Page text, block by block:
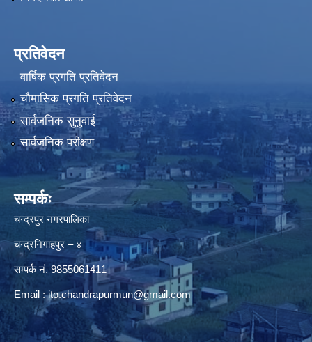
प्रतिवेदन
वार्षिक प्रगति प्रतिवेदन
चौमासिक प्रगति प्रतिवेदन
सार्वजनिक सुनुवाई
सार्वजनिक परीक्षण
सम्पर्कः
चन्द्रपुर नगरपालिका
चन्द्रनिगाहपुर – ४
सम्पर्क नं. 9855061411
Email :ito.chandrapurmun@gmail.com